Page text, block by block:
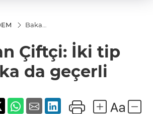
Bakan
plaka
da
geçerli
Çiftçi: İki tip
da geçerli